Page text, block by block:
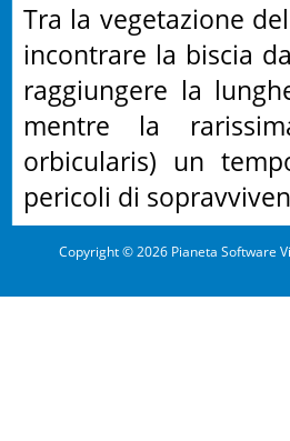
Tra la vegetazione
incontrare la biscia
raggiungere la
mentre la
orbicularis) un
pericoli di
Copyright © 2026 Pianeta Software